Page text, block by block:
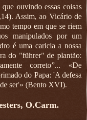
ouvindo essas coisas
Assim, ao Vicário de
tempo em que se riem
manipulados por um
é uma caricia a nossa
do "führer" de plantão:
correto”... «De
do Papa: 'A defesa
ser'» (Bento XVI).
O.Carm.